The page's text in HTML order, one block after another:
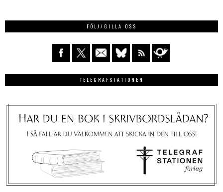
FÖLJ/GILLA OSS
TELEGRAFSTATIONEN